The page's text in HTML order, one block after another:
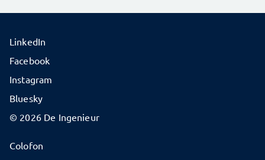
© 2026 De Ingenieur
Colofon
LinkedIn
Facebook
Instagram
Bluesky